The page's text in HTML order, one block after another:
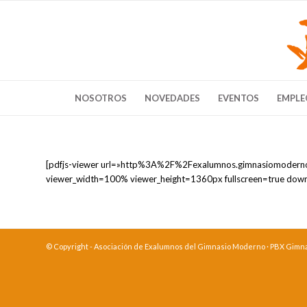
NOSOTROS NOVEDADES EVENTOS
[pdfjs-viewer
viewer_width=100% viewer_height=1360px fullscreen=true
© Copyright - Asociación de Exalumnos del Gimnasio Moderno · PBX